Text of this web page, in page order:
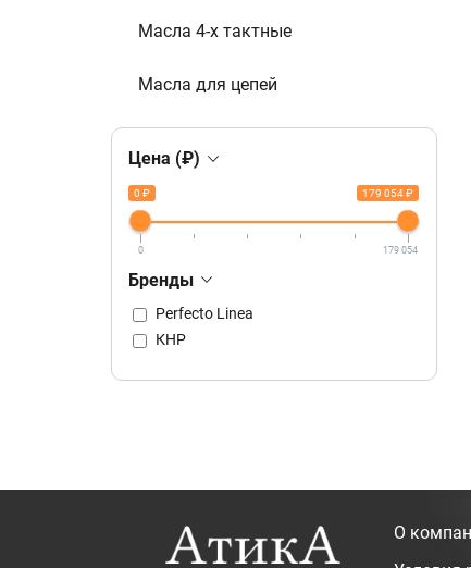
Масла 4-х тактные
Масла для цепей
Цена (₽)
0 ₽ 179 054 ₽
0 179 054
Бренды
Perfecto Linea
КНР
О